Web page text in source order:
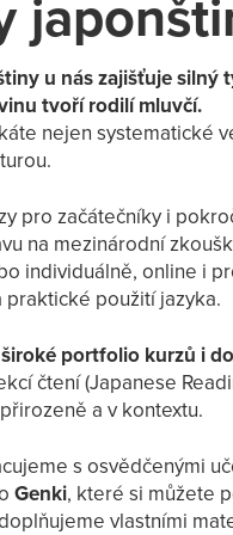
u nás zajišťuje silný
tvoří rodilí mluvčí.
nejen systematické
pro začátečníky i
na mezinárodní
individuálně, online i
praktické použití jazyka.
široké portfolio kurzů i
čtení (Japanese
a v kontextu.
s osvědčenými
Genki, které si můžete
vlastními